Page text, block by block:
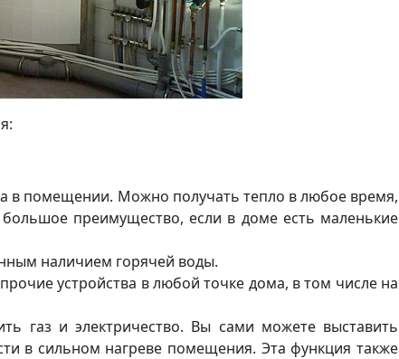
в помещении. Можно получать тепло в любое время,
преимущество, если в доме есть маленькие
наличием горячей воды.
устройства в любой точке дома, в том числе на
газ и электричество. Вы сами можете выставить
в сильном нагреве помещения. Эта функция также